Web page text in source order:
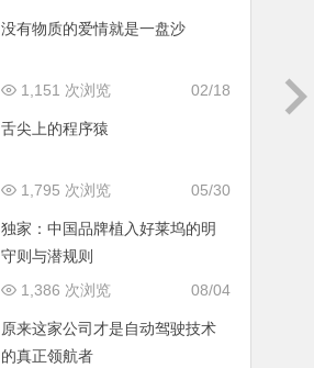
没有物质的爱情就是一盘沙
02/18
1,151 次浏览
舌尖上的程序猿
05/30
1,795 次浏览
独家：中国品牌植入好莱坞的明
守则与潜规则
08/04
1,386 次浏览
原来这家公司才是自动驾驶技术
的真正领航者